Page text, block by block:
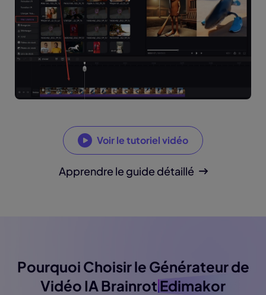
Voir le tutoriel vidéo
Apprendre le guide détaillé
Pourquoi Choisir le Générateur de
Vidéo IA BrainrotEdimakor